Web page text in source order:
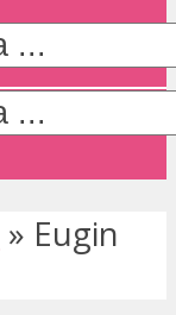
» Eugin